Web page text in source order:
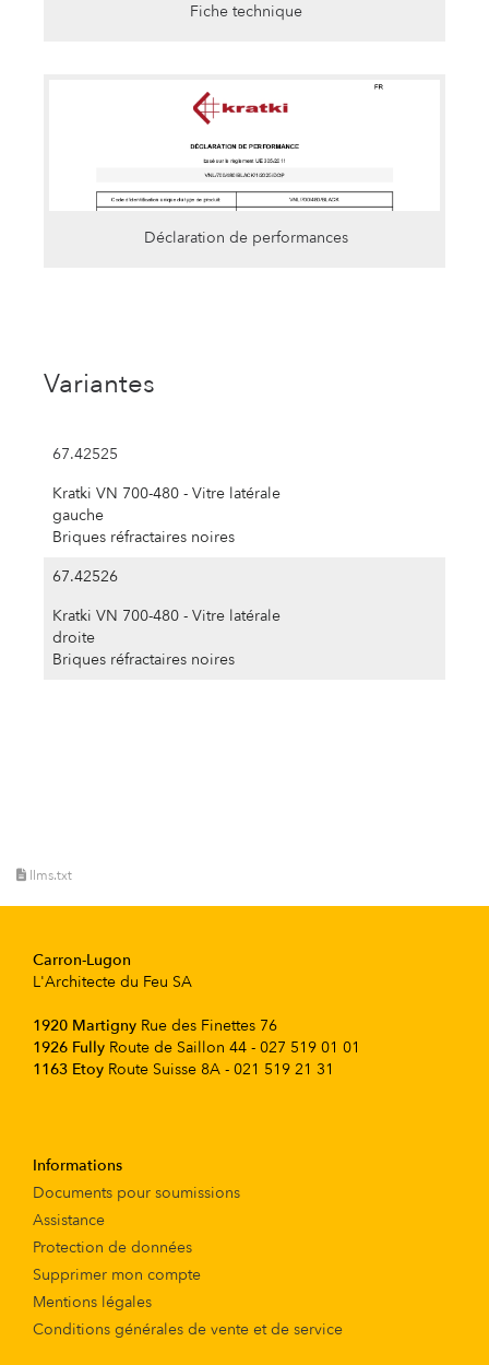
Fiche technique
Déclaration de performances
Variantes
67.42525
Kratki VN 700-480 - Vitre latérale
gauche
Briques réfractaires noires
67.42526
Kratki VN 700-480 - Vitre latérale
droite
Briques réfractaires noires
llms.txt
Carron-Lugon
L'Architecte du Feu SA
1920 Martigny Rue des Finettes 76
1926 Fully Route de Saillon 44 - 027 519 01 01
1163 Etoy Route Suisse 8A - 021 519 21 31
Informations
Documents pour soumissions
Assistance
Protection de données
Supprimer mon compte
Mentions légales
Conditions générales de vente et de service